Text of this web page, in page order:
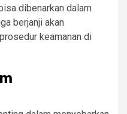
dibenarkan dalam
berjanji akan
keamanan di